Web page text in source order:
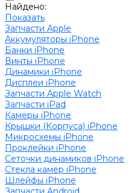
Найдено:
Показать
Запчасти Apple
Аккумуляторы iPhone
Банки iPhone
Винты iPhone
Динамики iPhone
Дисплеи iPhone
Запчасти Apple Watch
Запчасти iPad
Камеры iPhone
Крышки (Корпуса) iPhone
Микросхемы iPhone
Проклейки iPhone
Сеточки динамиков iPhone
Стекла камер iPhone
Шлейфы iPhone